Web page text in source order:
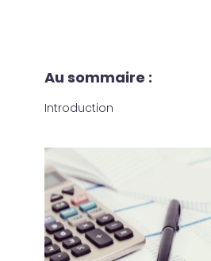
Au sommaire :
Introduction